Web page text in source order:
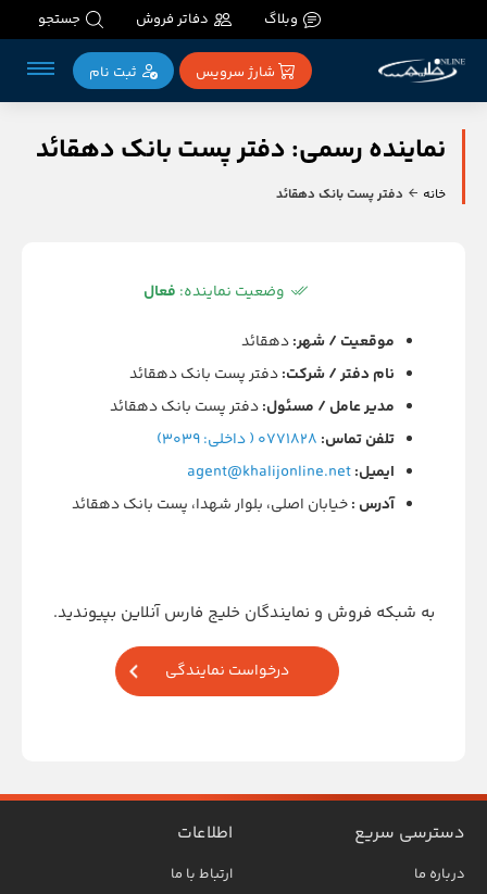
وبلاگ دفاتر فروش جستجو
شارژ سرویس ثبت‌ نام
نماینده رسمی: دفتر پست بانک دهقائد
خانه دفتر پست بانک دهقائد
وضعیت نماینده: فعال
موقعیت / شهر:دهقائد
نام دفتر / شرکت:دفتر پست بانک دهقائد
مدیر عامل / مسئول:دفتر پست بانک دهقائد
تلفن تماس: 0771828 ( داخلی: 3039)
ایمیل:agent@khalijonline.net
آدرس :خیابان اصلی، بلوار شهدا، پست بانک دهقائد
به شبکه فروش و نمایندگان خلیج فارس آنلاین بپیوندید.
درخواست نمایندگی
دسترسی سریع
درباره ما
اطلاعات
ارتباط با ما